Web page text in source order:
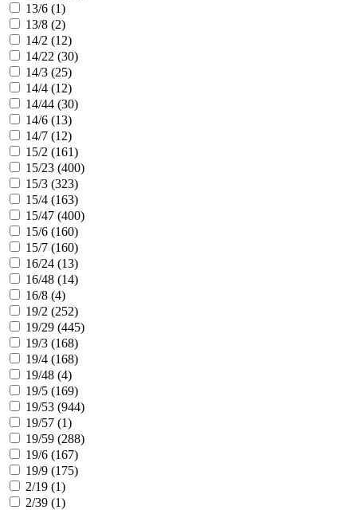
13/6 (1)
13/8 (2)
14/2 (12)
14/22 (30)
14/3 (25)
14/4 (12)
14/44 (30)
14/6 (13)
14/7 (12)
15/2 (161)
15/23 (400)
15/3 (323)
15/4 (163)
15/47 (400)
15/6 (160)
15/7 (160)
16/24 (13)
16/48 (14)
16/8 (4)
19/2 (252)
19/29 (445)
19/3 (168)
19/4 (168)
19/48 (4)
19/5 (169)
19/53 (944)
19/57 (1)
19/59 (288)
19/6 (167)
19/9 (175)
2/19 (1)
2/39 (1)